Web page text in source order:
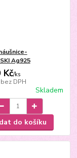
Ag925
Kč/ks
bez DPH
Skladem
do košíku